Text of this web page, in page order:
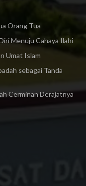
Orang Tua
Menuju Cahaya Ilahi
Umat Islam
sebagai Tanda
Cerminan Derajatnya